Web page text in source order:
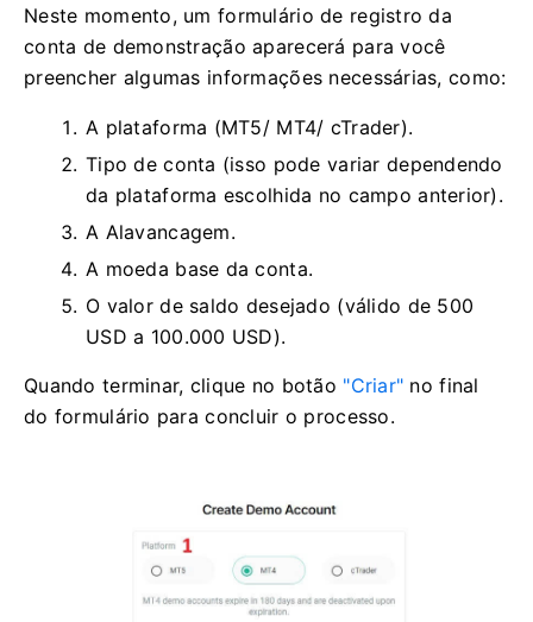
Neste momento, um formulário de registro da
conta de demonstração aparecerá para você
preencher algumas informações necessárias, como:
A plataforma (MT5/ MT4/ cTrader).
Tipo de conta (isso pode variar dependendo
da plataforma escolhida no campo anterior).
A Alavancagem.
A moeda base da conta.
O valor de saldo desejado (válido de 500
USD a 100.000 USD).
Quando terminar, clique no botão "Criar" no final
do formulário para concluir o processo.